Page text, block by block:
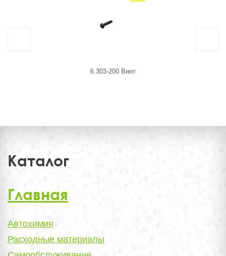
6.303-200 Винт
Каталог
Главная
Автохимия
Расходные материалы